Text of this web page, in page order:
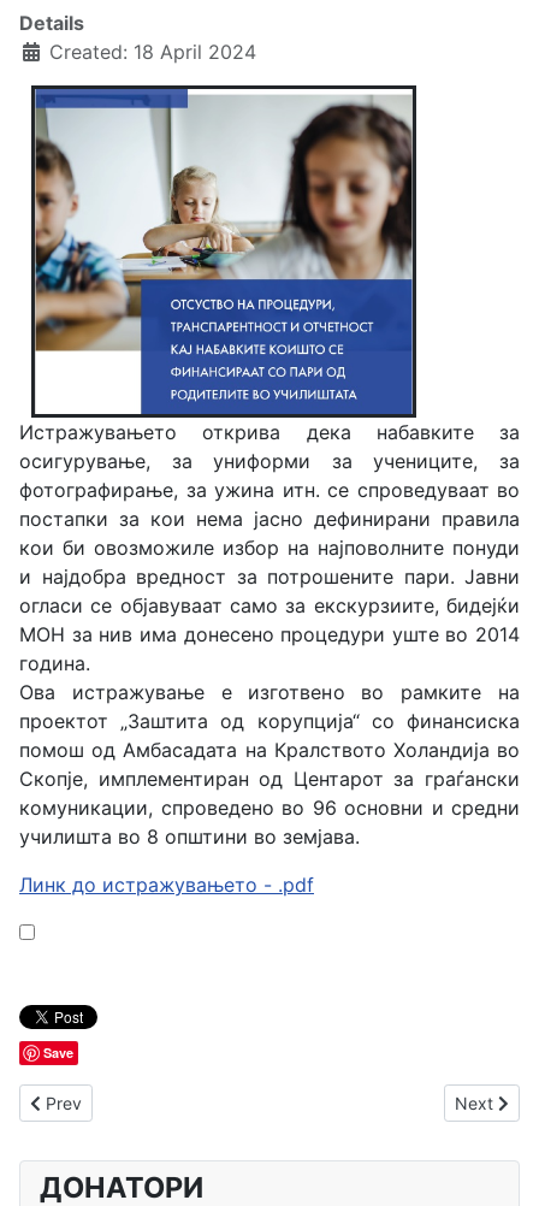
Details
Created: 18 April 2024
Истражувањето открива дека набавките за
осигурување, за униформи за учениците, за
фотографирање, за ужина итн. се спроведуваат во
постапки за кои нема јасно дефинирани правила
кои би овозможиле избор на најповолните понуди
и најдобра вредност за потрошените пари. Јавни
огласи се објавуваат само за екскурзиите, бидејќи
МОН за нив има донесено процедури уште во 2014
година.
Ова истражување е изготвено во рамките на
проектот „Заштита од корупција“ со финансиска
помош од Амбасадата на Кралството Холандија во
Скопје, имплементиран од Центарот за граѓански
комуникации, спроведено во 96 основни и средни
училишта во 8 општини во земјава.
Линк до истражувањето - .pdf
Save
Previous article: Истражување за процесот на доделување
Prev Next
Next
ДОНАТОРИ